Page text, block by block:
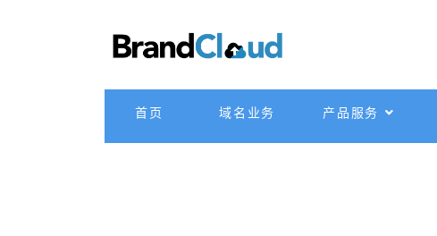
首页 域名业务 产品服务